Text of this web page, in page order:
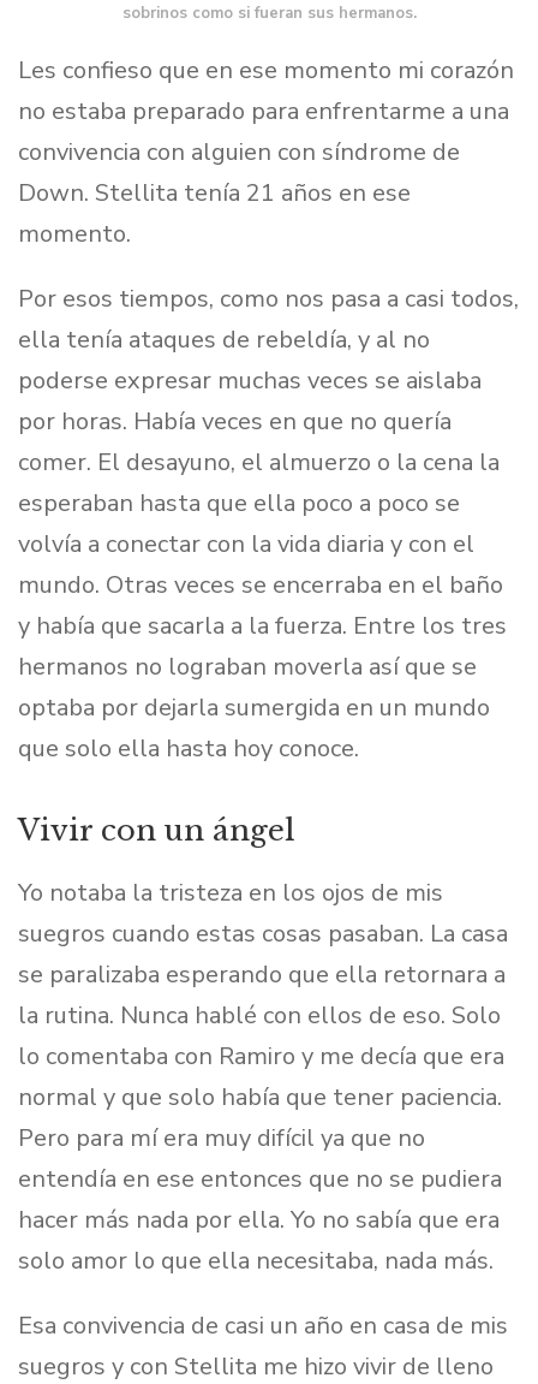
sobrinos como si fueran sus hermanos.
Les confieso que en ese momento mi corazón
no estaba preparado para enfrentarme a una
convivencia con alguien con síndrome de
Down. Stellita tenía 21 años en ese
momento.
Por esos tiempos, como nos pasa a casi todos,
ella tenía ataques de rebeldía, y al no
poderse expresar muchas veces se aislaba
por horas. Había veces en que no quería
comer. El desayuno, el almuerzo o la cena la
esperaban hasta que ella poco a poco se
volvía a conectar con la vida diaria y con el
mundo. Otras veces se encerraba en el baño
y había que sacarla a la fuerza. Entre los tres
hermanos no lograban moverla así que se
optaba por dejarla sumergida en un mundo
que solo ella hasta hoy conoce.
Vivir con un ángel
Yo notaba la tristeza en los ojos de mis
suegros cuando estas cosas pasaban. La casa
se paralizaba esperando que ella retornara a
la rutina. Nunca hablé con ellos de eso. Solo
lo comentaba con Ramiro y me decía que era
normal y que solo había que tener paciencia.
Pero para mí era muy difícil ya que no
entendía en ese entonces que no se pudiera
hacer más nada por ella. Yo no sabía que era
solo amor lo que ella necesitaba, nada más.
Esa convivencia de casi un año en casa de mis
suegros y con Stellita me hizo vivir de lleno